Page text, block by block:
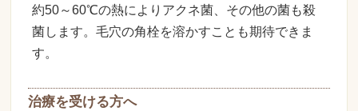
約50～60℃の熱によりアクネ菌、その他の菌も殺
菌します。毛穴の角栓を溶かすことも期待できま
す。
治療を受ける方へ